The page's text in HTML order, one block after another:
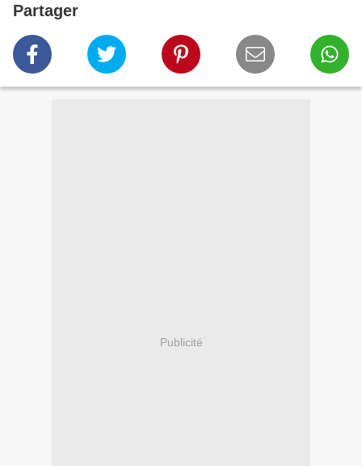
Partager
Publicité